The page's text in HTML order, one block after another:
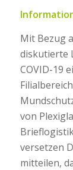
Mit Bezug
diskutierte
COVID-19
von
versetzen
mitteilen,